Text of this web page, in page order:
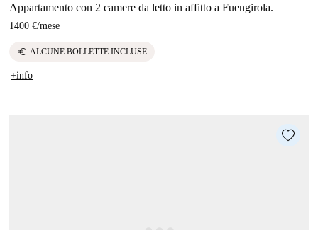
Appartamento con 2 camere da letto in affitto a Fuengirola.
1400 €/mese
euro ALCUNE BOLLETTE INCLUSE
+info